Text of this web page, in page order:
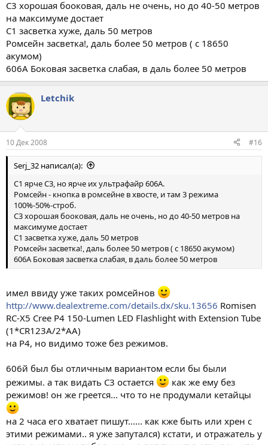
С3 хорошая бооковая, даль не очень, но до 40-50 метров
на максимуме достает
С1 засветка хуже, даль 50 метров
Ромсейн засветка!, даль более 50 метров ( с 18650
акумом)
606А Боковая засветка слабая, в даль более 50 метров
Letchik
10 Дек 2008 #16
Serj_32 написал(а):
С1 ярче С3, но ярче их ультрафайр 606А.
Ромсейн - кнопка в ромсейне в хвосте, и там 3 режима
100%-50%-строб.
С3 хорошая бооковая, даль не очень, но до 40-50 метров на
максимуме достает
С1 засветка хуже, даль 50 метров
Ромсейн засветка!, даль более 50 метров ( с 18650 акумом)
606А Боковая засветка слабая, в даль более 50 метров
имел ввиду уже таких ромсейнов
http://www.dealextreme.com/details.dx/sku.13656 Romisen
RC-X5 Cree P4 150-Lumen LED Flashlight with Extension Tube
(1*CR123A/2*AA)
на Р4, но видимо тоже без режимов.
606й был бы отличным вариантом если бы были
режимы. а так видать С3 остается
как же ему без
режимов! он же греется... что то не продумали кетайцы
на 2 часа его хватает пишут...... как кже быть или хрен с
этими режимами.. я уже запутался) кстати, и отражатель у